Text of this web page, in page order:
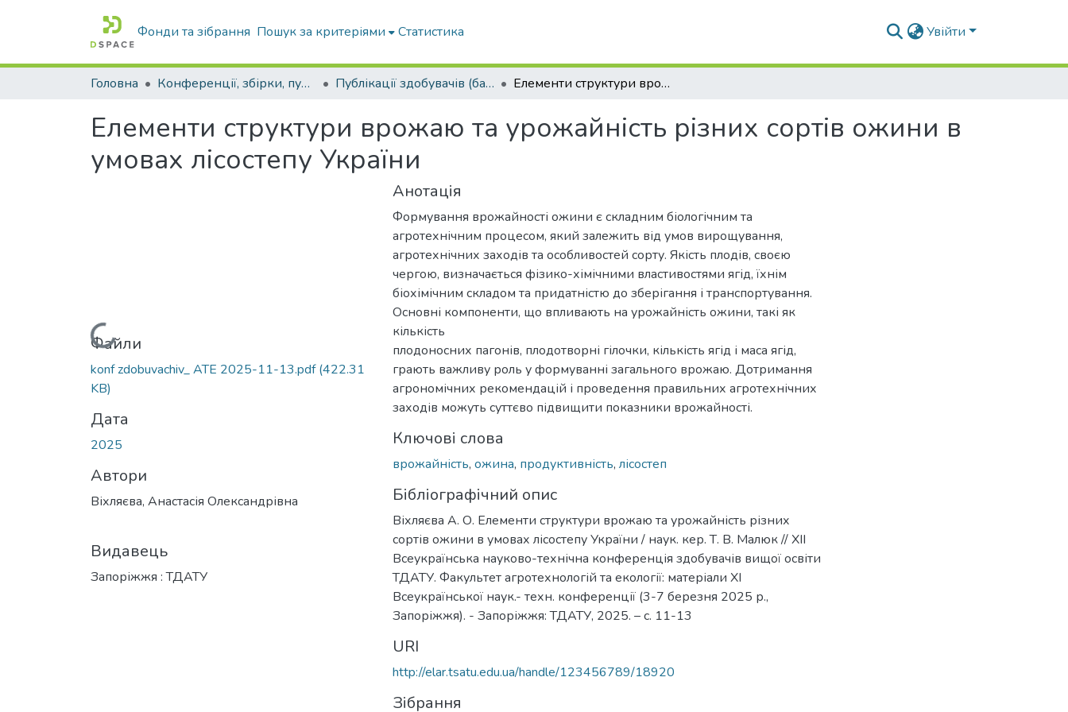
Фонди та зібрання Пошук за критеріями Статистика Увійти
Головна Конференції, збірки, публікації молодих вчених і здобувачів : магістрів, бакалаврів, аспірантів. Публікації здобувачів (бакалаврів. магістрів, аспірантів) Елементи структури врожаю та урожайність різних сортів ожини в умовах лісостепу України
Елементи структури врожаю та урожайність різних сортів ожини в
умовах лісостепу України
Вантажиться...
Файли
konf zdobuvachiv_ ATE 2025-11-13.pdf(422.31
KB)
Дата
2025
Автори
Віхляєва, Анастасія Олександрівна
Видавець
Запоріжжя : ТДАТУ
Анотація
Формування врожайності ожини є складним біологічним та
агротехнічним процесом, який залежить від умов вирощування,
агротехнічних заходів та особливостей сорту. Якість плодів, своєю
чергою, визначається фізико-хімічними властивостями ягід, їхнім
біохімічним складом та придатністю до зберігання і транспортування.
Основні компоненти, що впливають на урожайність ожини, такі як
кількість
плодоносних пагонів, плодотворні гілочки, кількість ягід і маса ягід,
грають важливу роль у формуванні загального врожаю. Дотримання
агрономічних рекомендацій і проведення правильних агротехнічних
заходів можуть суттєво підвищити показники врожайності.
Ключові слова
врожайність, ожина, продуктивність, лісостеп
Бібліографічний опис
Віхляєва А. О. Елементи структури врожаю та урожайність різних
сортів ожини в умовах лісостепу України / наук. кер. Т. В. Малюк // ХІІ
Всеукраїнська науково-технічна конференція здобувачів вищої освіти
ТДАТУ. Факультет агротехнологій та екології: матеріали ХІ
Всеукраїнської наук.- техн. конференції (3-7 березня 2025 р.,
Запоріжжя). - Запоріжжя: ТДАТУ, 2025. – с. 11-13
URI
http://elar.tsatu.edu.ua/handle/123456789/18920
Зібрання